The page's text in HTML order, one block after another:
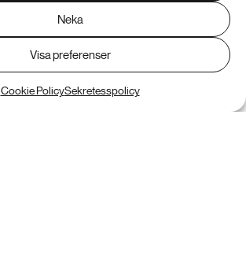
Neka
Visa preferenser
Cookie PolicySekretesspolicy